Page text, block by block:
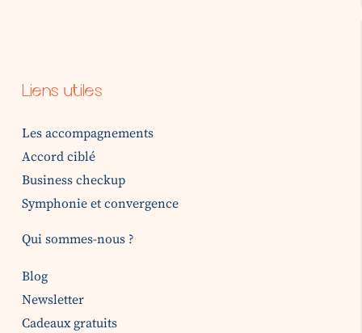
Liens utiles
Les accompagnements
Accord ciblé
Business checkup
Symphonie et convergence
Qui sommes-nous ?
Blog
Newsletter
Cadeaux gratuits